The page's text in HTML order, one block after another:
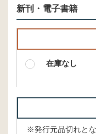
新刊・電子書籍
在庫なし
※発行元品切れと